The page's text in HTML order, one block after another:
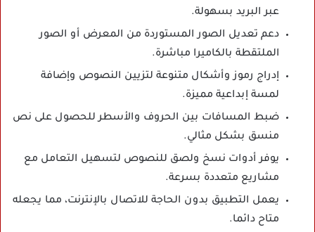
عبر البريد بسهولة.
دعم تعديل الصور المستوردة من المعرض أو الصور
الملتقطة بالكاميرا مباشرة.
إدراج رموز وأشكال متنوعة لتزيين النصوص وإضافة
لمسة إبداعية مميزة.
ضبط المسافات بين الحروف والأسطر للحصول على نص
منسق بشكل مثالي.
يوفر أدوات نسخ ولصق للنصوص لتسهيل التعامل مع
مشاريع متعددة بسرعة.
يعمل التطبيق بدون الحاجة للاتصال بالإنترنت، مما يجعله
متاح دائما.